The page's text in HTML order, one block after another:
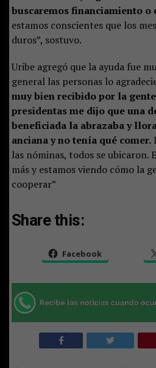
buscaremos financiamiento o
estamos conscientes que los
duros”, sostuvo.
Uribe agregó que la ayuda fue
general las personas lo
muy bien recibido por la
presidentas me dijo que una
beneficiada la abrazaba y
anciana y no tenía qué comer.
las nóminas, todos se ubicaron.
más y estamos viendo cómo la
cooperar”
Share this:
Facebook